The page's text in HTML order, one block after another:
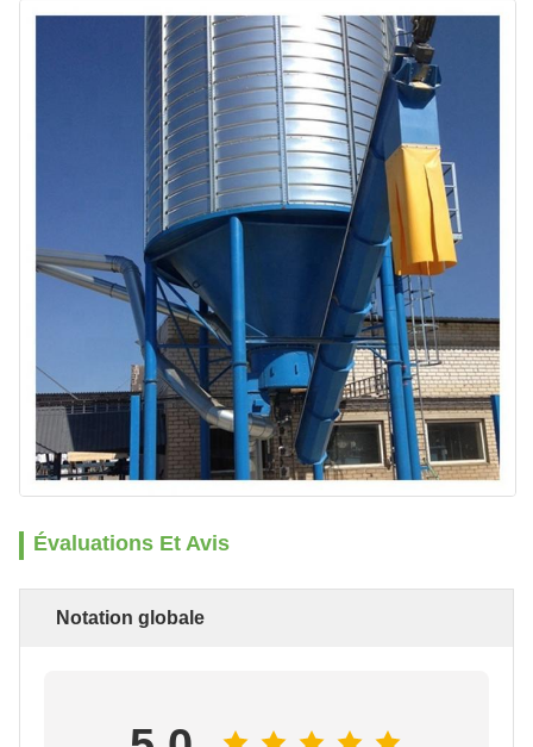
Évaluations Et Avis
Notation globale